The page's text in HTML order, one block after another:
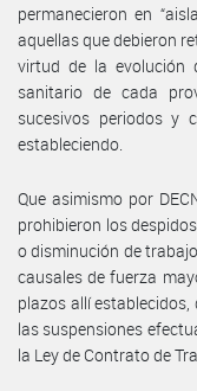
permanecieron en
aquellas que debieron
virtud de la evolución
sanitario de cada
sucesivos periodos y
estableciendo.
Que asimismo por
prohibieron los
o disminución de
causales de fuerza
plazos allí
las suspensiones
la Ley de Contrato de